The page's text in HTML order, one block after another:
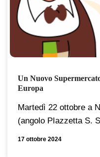
Un Nuovo
Europa
Martedì 22 ottobre a
(angolo PIazzetta S.
17 ottobre 2024